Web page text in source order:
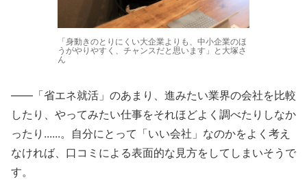
「身動きのとりにくい大企業よりも、中小企業のほ
うがやりやすく、チャンスだと思います」と大塚さ
ん
――「省エネ就活」のあまり、進みたい業界の会社を比較
したり、やってみたい仕事をそれほどよく調べたりしなか
ったり......。自分にとって「いい会社」なのかをよく考え
なければ、口コミによる表面的な見方をしてしまいそうで
す。